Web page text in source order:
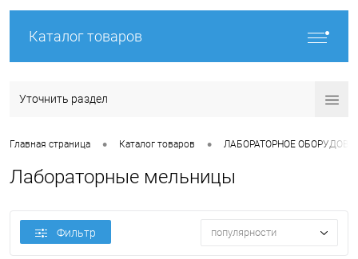
Каталог товаров
Уточнить раздел
Главная страница • Каталог товаров • ЛАБОРАТОРНОЕ
Лабораторные мельницы
Фильтр популярности